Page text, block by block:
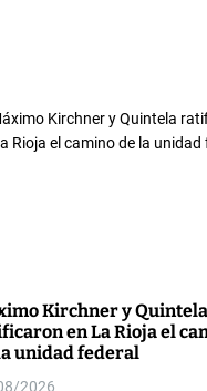
Kirchner y Quintela
en La Rioja el
unidad federal
2026